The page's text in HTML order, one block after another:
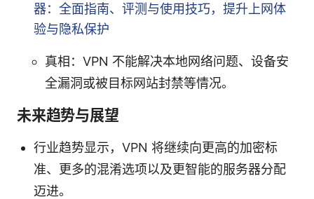
器：全面指南、评测与使用技巧，提升上网体
验与隐私保护
真相：VPN 不能解决本地网络问题、设备安
全漏洞或被目标网站封禁等情况。
未来趋势与展望
行业趋势显示，VPN 将继续向更高的加密标
准、更多的混淆选项以及更智能的服务器分配
迈进。